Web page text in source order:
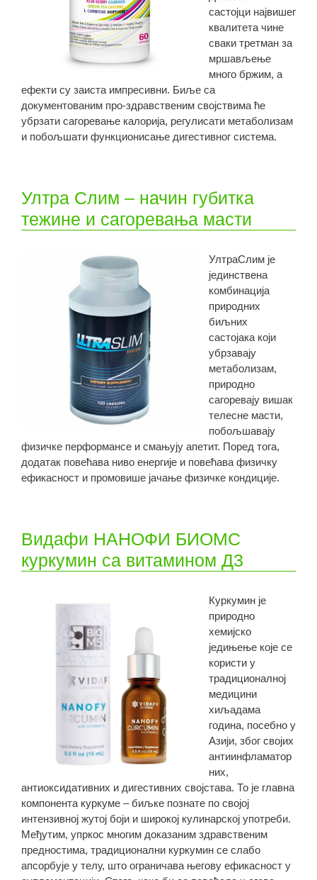
састојци највишег
квалитета чине
сваки третман за
мршављење
много бржим, а
ефекти су заиста импресивни. Биље са
документованим про-здравственим својствима ће
убрзати сагоревање калорија, регулисати метаболизам
и побољшати функционисање дигестивног система.
Ултра Слим – начин губитка
тежине и сагоревања масти
УлтраСлим је
јединствена
комбинација
природних
биљних
састојака који
убрзавају
метаболизам,
природно
сагоревају вишак
телесне масти,
побољшавају
физичке перформансе и смањују апетит. Поред тога,
додатак повећава ниво енергије и повећава физичку
ефикасност и промовише јачање физичке кондиције.
Видафи НАНОФИ БИОМС
куркумин са витамином Д3
Куркумин је
природно
хемијско
једињење које се
користи у
традиционалној
медицини
хиљадама
година, посебно у
Азији, због својих
антиинфламатор
них,
антиоксидативних и дигестивних својстава. То је главна
компонента куркуме – биљке познате по својој
интензивној жутој боји и широкој кулинарској употреби.
Међутим, упркос многим доказаним здравственим
предностима, традиционални куркумин се слабо
апсорбује у телу, што ограничава његову ефикасност у